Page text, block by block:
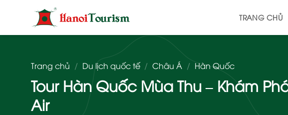
dung
TRANG CHỦ
Trang chủ / Du lịch quốc tế / Châu Á / Hàn Quốc
Tour Hàn Quốc Mùa Thu – Khám
Air